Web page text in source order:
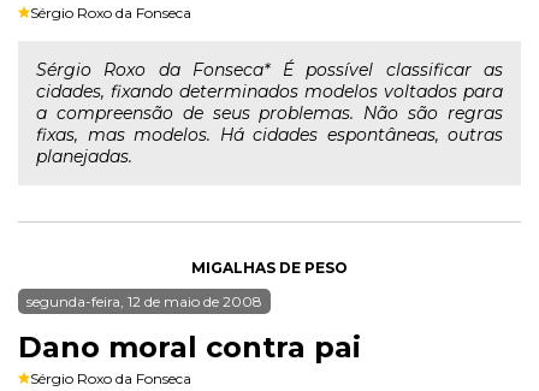
Sérgio Roxo da Fonseca
Sérgio Roxo da Fonseca* É possível classificar as
cidades, fixando determinados modelos voltados para
a compreensão de seus problemas. Não são regras
fixas, mas modelos. Há cidades espontâneas, outras
planejadas.
MIGALHAS DE PESO
segunda-feira, 12 de maio de 2008
Dano moral contra pai
Sérgio Roxo da Fonseca